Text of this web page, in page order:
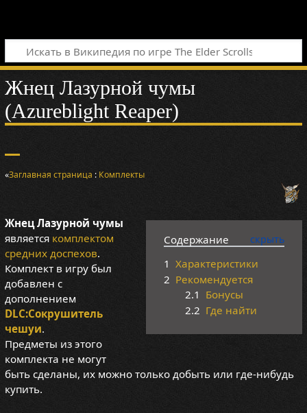
Жнец Лазурной чумы
(Azureblight Reaper)
«Заглавная страница : Комплекты
Содержание
1 Характеристики
2 Рекомендуется
2.1 Бонусы
2.2 Где найти
Жнец Лазурной чумы
является комплектом
средних доспехов.
Комплект в игру был
добавлен с
дополнением
DLC:Сокрушитель
чешуи.
Предметы из этого
комплекта не могут
быть сделаны, их можно только добыть или где-нибудь
купить.